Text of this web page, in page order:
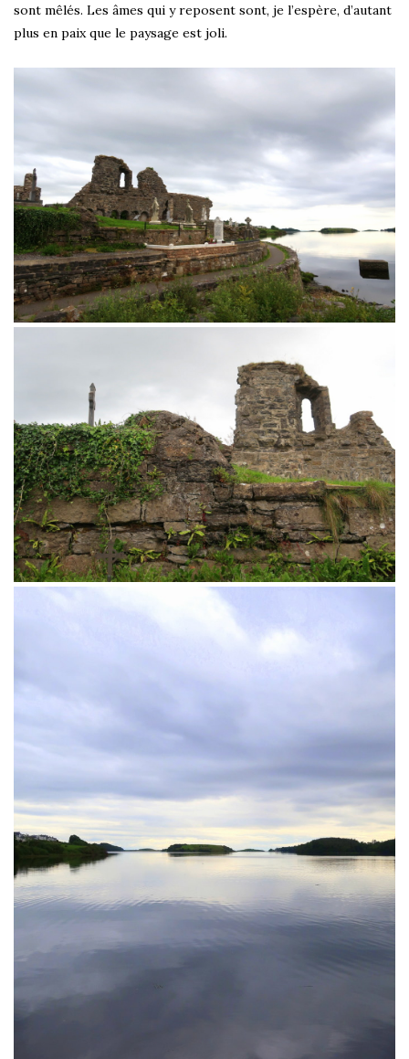
sont mêlés. Les âmes qui y reposent sont, je l’espère, d’autant
plus en paix que le paysage est joli.